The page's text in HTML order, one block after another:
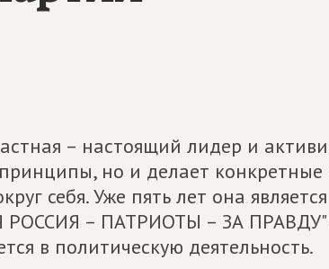
– настоящий лидер и
но и делает
себя. Уже пять лет она
– ПАТРИОТЫ – ЗА ПРАВДУ"
в политическую деятельность.